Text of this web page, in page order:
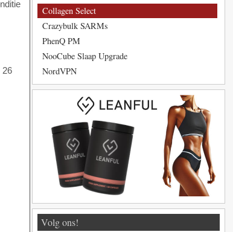
26
Collagen Select
Crazybulk SARMs
PhenQ PM
NooCube Slaap Upgrade
NordVPN
Volg ons!